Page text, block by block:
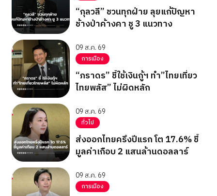
“กุลวลี” ชวนทุกฝ่าย ลุยแก้ปัญหา
ช้างป่าค้างคา ชู 3 แนวทาง
09 ส.ค. 69
การเมือง
“ภราดร” ชี้ใช้เงินกู้ฯ ทำ”ไทยเที่ยว
ไทยพลัส” ไม่ผิดหลัก
09 ส.ค. 69
ทั่วไป
ส่งออกไทยครึ่งปีแรก โต 17.6% ชี้
มูลค่าเกือบ 2 แสนล้านดอลลาร์
09 ส.ค. 69
การเมือง